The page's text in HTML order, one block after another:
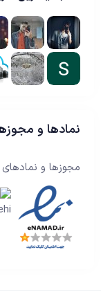
نمادها و
مجوزها و